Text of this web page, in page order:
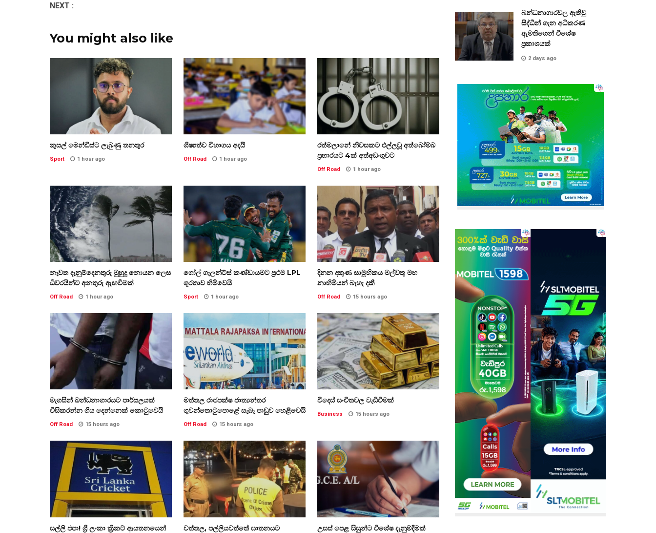
NEXT :
You might also like
කුසල් මෙන්ඩිස්ට ලැබුණු තනතුර
Sport 1 hour ago
ශිෂ්‍යත්ව විභාගය අදයි
Off Road 1 hour ago
රත්මලානේ නිවසකට එල්ලවූ අත්බෝම්බ
ප්‍රහාරයට 4ක් අත්අඩංගුවට
Off Road 1 hour ago
නැවත දැනුම්දෙනතුරු මුහුදු නොයන ලෙස
ධීවරයින්ට අනතුරු ඇඟවීමක්
Off Road 1 hour ago
ගෝල් ගැලන්ට්ස් කණ්ඩායමට ප්‍රථම LPL
ශූරතාව හිමිවෙයි
Sport 1 hour ago
දිනන දකුණ සාමූහිකය මල්වතු මහ
නාහිමියන් බැහැ දකී
Off Road 15 hours ago
මැගසින් බන්ධනාගාරයට පාර්සලයක්
විසිකරන්න ගිය දෙන්නෙක් කොටුවෙයි
Off Road 15 hours ago
මත්තල රාජපක්ෂ ජාත්‍යන්තර
ගුවන්තොටුපොළේ සැබෑ පාඩුව හෙළිවෙයි
Off Road 15 hours ago
විදෙස් සංචිතවල වැඩිවීමක්
Business 15 hours ago
සල්ලි එපා! ශ්‍රී ලංකා ක්‍රිකට් ආයතනයෙන්
වත්තල, පල්ලියවත්තේ ඝාතනයට
උසස් පෙළ සිසුන්ට විශේෂ දැනුම්දීමක්
බන්ධනාගාරවල ඇතිවු
සිද්ධීන් ගැන අධිකරණ
ඇමතිගෙන් විශේෂ
ප්‍රකාශයක්
2 days ago